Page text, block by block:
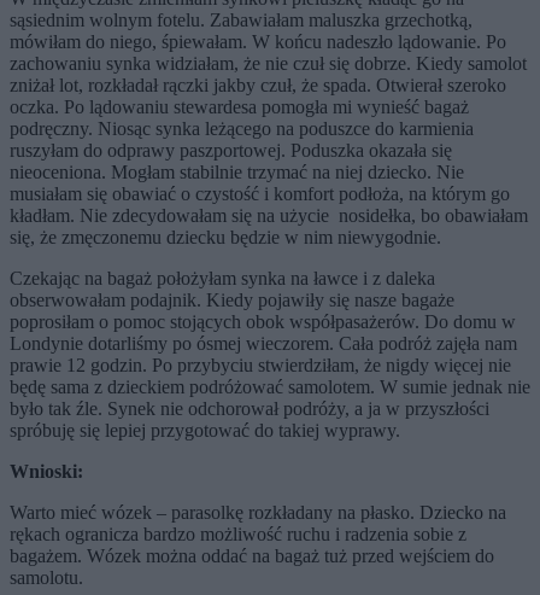
sąsiednim wolnym fotelu. Zabawiałam maluszka grzechotką,
mówiłam do niego, śpiewałam. W końcu nadeszło lądowanie. Po
zachowaniu synka widziałam, że nie czuł się dobrze. Kiedy samolot
zniżał lot, rozkładał rączki jakby czuł, że spada. Otwierał szeroko
oczka. Po lądowaniu stewardesa pomogła mi wynieść bagaż
podręczny. Niosąc synka leżącego na poduszce do karmienia
ruszyłam do odprawy paszportowej. Poduszka okazała się
nieoceniona. Mogłam stabilnie trzymać na niej dziecko. Nie
musiałam się obawiać o czystość i komfort podłoża, na którym go
kładłam. Nie zdecydowałam się na użycie nosidełka, bo obawiałam
się, że zmęczonemu dziecku będzie w nim niewygodnie.
Czekając na bagaż położyłam synka na ławce i z daleka
obserwowałam podajnik. Kiedy pojawiły się nasze bagaże
poprosiłam o pomoc stojących obok współpasażerów. Do domu w
Londynie dotarliśmy po ósmej wieczorem. Cała podróż zajęła nam
prawie 12 godzin. Po przybyciu stwierdziłam, że nigdy więcej nie
będę sama z dzieckiem podróżować samolotem. W sumie jednak nie
było tak źle. Synek nie odchorował podróży, a ja w przyszłości
spróbuję się lepiej przygotować do takiej wyprawy.
Wnioski:
Warto mieć wózek – parasolkę rozkładany na płasko. Dziecko na
rękach ogranicza bardzo możliwość ruchu i radzenia sobie z
bagażem. Wózek można oddać na bagaż tuż przed wejściem do
samolotu.